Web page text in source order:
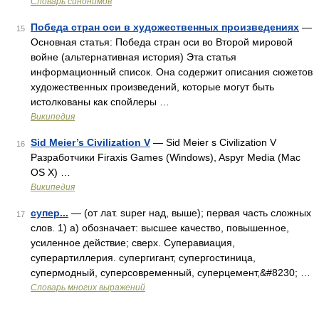
15 Победа стран оси в художественных произведениях —
Основная статья: Победа стран оси во Второй мировой
войне (альтернативная история) Эта статья
информационный список. Она содержит описания сюжетов
художественных произведений, которые могут быть
истолкованы как спойлеры …
Википедия
16 Sid Meier’s Civilization V — Sid Meier s Civilization V
Разработчики Firaxis Games (Windows), Aspyr Media (Mac
OS X) …
Википедия
17 супер... — (от лат. super над, выше); первая часть сложных
слов. 1) а) обозначает: высшее качество, повышенное,
усиленное действие; сверх. Суперавиация,
суперартиллерия. супергигант, супергостиница,
супермодный, суперсовременный, суперцемент,&#8230; …
Словарь многих выражений